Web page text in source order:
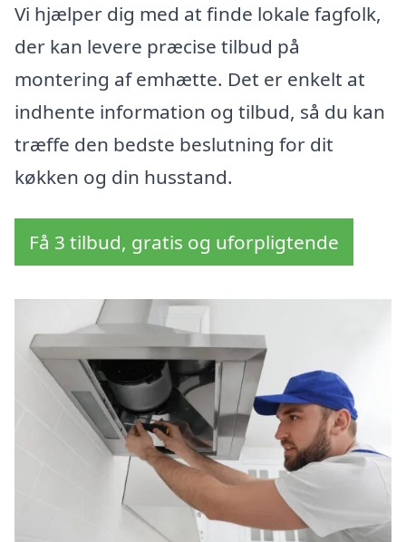
Vi hjælper dig med at finde lokale fagfolk,
der kan levere præcise tilbud på
montering af emhætte. Det er enkelt at
indhente information og tilbud, så du kan
træffe den bedste beslutning for dit
køkken og din husstand.
Få 3 tilbud, gratis og uforpligtende